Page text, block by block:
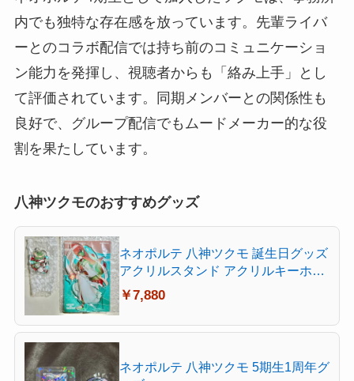
内でも独特な存在感を放っています。先輩ライバ
ーとのコラボ配信では持ち前のコミュニケーショ
ン能力を発揮し、視聴者からも「絡み上手」とし
て評価されています。同期メンバーとの関係性も
良好で、グループ配信でもムードメーカー的な役
割を果たしています。
八神ツクモのおすすめグッズ
ネオポルテ 八神ツクモ 誕生日グッズ
アクリルスタンド アクリルキーホル
ダー
￥7,880
ネオポルテ 八神ツクモ 5期生1周年グ